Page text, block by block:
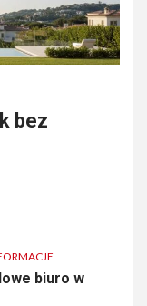
bez
biuro w